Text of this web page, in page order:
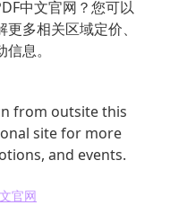
中文官网？您可以
多相关区域定价、
息。
from outsite this
site for more
and events.
官网
域必备的文献数据